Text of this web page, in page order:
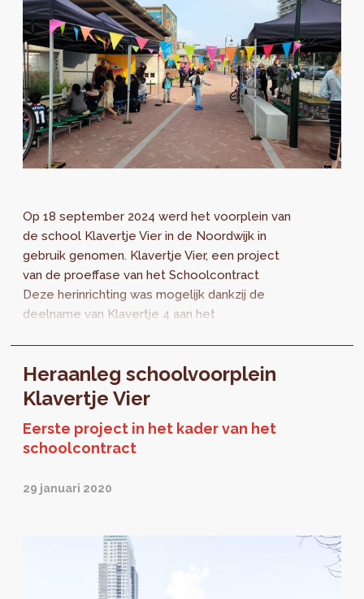
Op 18 september 2024 werd het voorplein van
de school Klavertje Vier in de Noordwijk in
gebruik genomen. Klavertje Vier, een project
van de proeffase van het Schoolcontract
Deze herinrichting was mogelijk dankzij de
deelname van Klavertje 4 aan het
Heraanleg schoolvoorplein
Klavertje Vier
Eerste project in het kader van het
schoolcontract
29 januari 2020